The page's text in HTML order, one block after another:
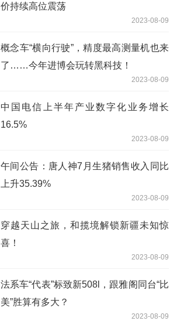
价持续高位震荡
2023-08-09
概念车“横向行驶”，精度最高测量机也来
了……今年进博会玩转黑科技！
2023-08-09
中国电信上半年产业数字化业务增长
16.5%
2023-08-09
午间公告：唐人神7月生猪销售收入同比
上升35.39%
2023-08-09
穿越天山之旅，和揽境解锁新疆未知惊
喜！
2023-08-09
法系车“代表”标致新508l，跟雅阁同台“比
美”胜算有多大？
2023-08-09